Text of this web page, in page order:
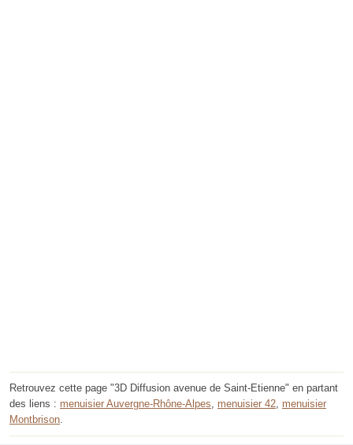
Retrouvez cette page "3D Diffusion avenue de Saint-Etienne" en partant
des liens : menuisier Auvergne-Rhône-Alpes, menuisier 42, menuisier
Montbrison.